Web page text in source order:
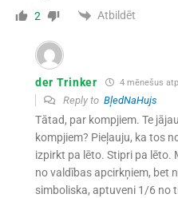
2 Atbildēt
der Trinker 4 mēnešus
Reply to BļedNaHujs
Tātad, par kompjiem. Te
kompjiem? Pieļauju, ka tos
izpirkt pa lēto. Stipri pa lēto.
no valdības apcirkņiem, bet
simboliska, aptuveni 1/6 no